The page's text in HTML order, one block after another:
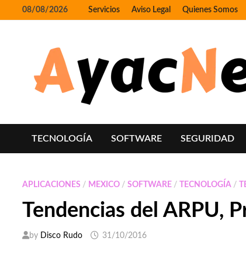
to
08/08/2026 Servicios Aviso Legal Quienes Somos
TECNOLOGÍA SOFTWARE SEGURIDAD
APLICACIONES / MEXICO /SOFTWARE / TECNOLOGÍA /
Tendencias del ARPU,
by Disco Rudo 31/10/2016